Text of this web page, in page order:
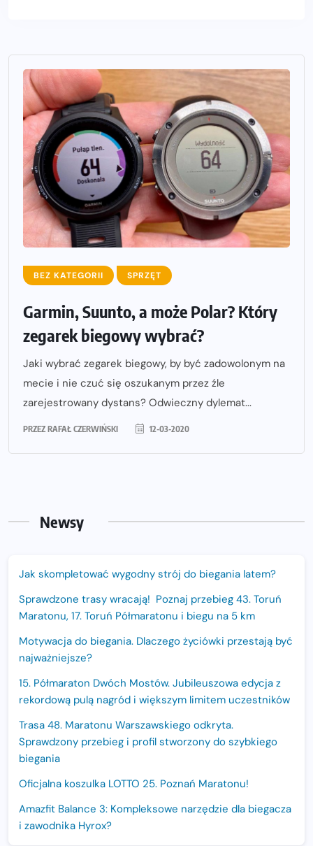
BEZ KATEGORII SPRZĘT
Garmin, Suunto, a może Polar? Który
zegarek biegowy wybrać?
Jaki wybrać zegarek biegowy, by być zadowolonym na
mecie i nie czuć się oszukanym przez źle
zarejestrowany dystans? Odwieczny dylemat...
PRZEZ RAFAŁ CZERWIŃSKI 12-03-2020
Newsy
Jak skompletować wygodny strój do biegania latem?
Sprawdzone trasy wracają! Poznaj przebieg 43. Toruń
Maratonu, 17. Toruń Półmaratonu i biegu na 5 km
Motywacja do biegania. Dlaczego życiówki przestają być
najważniejsze?
15. Półmaraton Dwóch Mostów. Jubileuszowa edycja z
rekordową pulą nagród i większym limitem uczestników
Trasa 48. Maratonu Warszawskiego odkryta.
Sprawdzony przebieg i profil stworzony do szybkiego
biegania
Oficjalna koszulka LOTTO 25. Poznań Maratonu!
Amazfit Balance 3: Kompleksowe narzędzie dla biegacza
i zawodnika Hyrox?